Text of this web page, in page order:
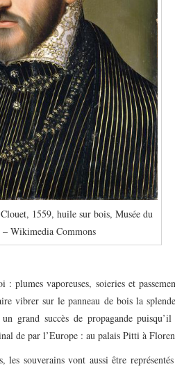
1559, huile sur bois, Musée du
Wikimedia Commons
: plumes vaporeuses, soieries et
vibrer sur le panneau de bois la
grand succès de propagande
de par l’Europe : au palais Pitti à
les souverains vont aussi être